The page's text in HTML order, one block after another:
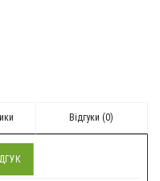
Відгуки (0)